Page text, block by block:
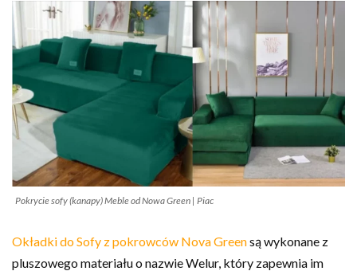
Pokrycie sofy (kanapy) Meble od Nowa Green | Piac
Okładkido Sofy z pokrowców Nova Greensą wykonane z
pluszowego materiału o nazwie Welur, który zapewnia im